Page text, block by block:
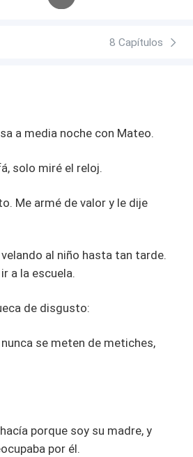
8 Capítulos
a media noche con Mateo.
solo miré el reloj.
Me armé de valor y le dije
al niño hasta tan tarde.
a la escuela.
de disgusto:
se meten de metiches,
porque soy su madre, y
por él.